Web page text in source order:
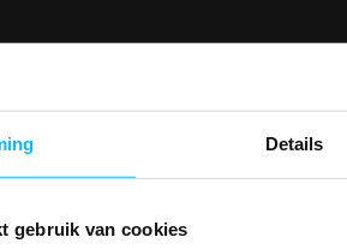
Details
gebruik van cookies